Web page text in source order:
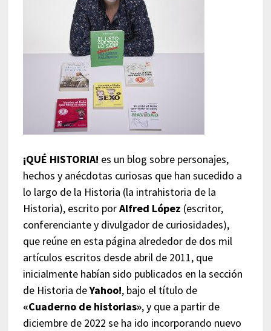
¡QUÉ HISTORIA! es un blog sobre personajes,
hechos y anécdotas curiosas que han sucedido a
lo largo de la Historia (la intrahistoria de la
Historia), escrito porAlfred López (escritor,
conferenciante y divulgador de curiosidades),
que reúne en esta página alrededor de dos mil
artículos escritos desde abril de 2011, que
inicialmente habían sido publicados en la sección
de Historia deYahoo!, bajo el título de
«Cuaderno de historias», y que a partir de
diciembre de 2022 se ha ido incorporando nuevo